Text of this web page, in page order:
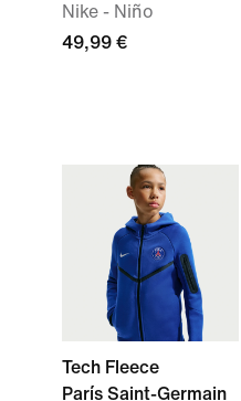
Nike - Niño
49,99 €
Tech Fleece
París Saint-Germain